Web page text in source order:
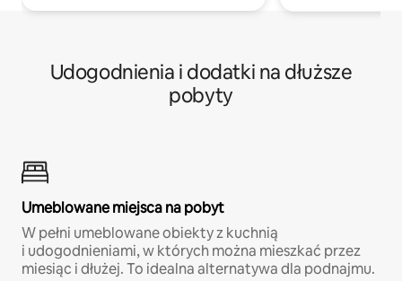
Udogodnienia i dodatki na dłuższe
pobyty
Umeblowane miejsca na pobyt
W pełni umeblowane obiekty z kuchnią
i udogodnieniami, w których można mieszkać przez
miesiąc i dłużej. To idealna alternatywa dla podnajmu.